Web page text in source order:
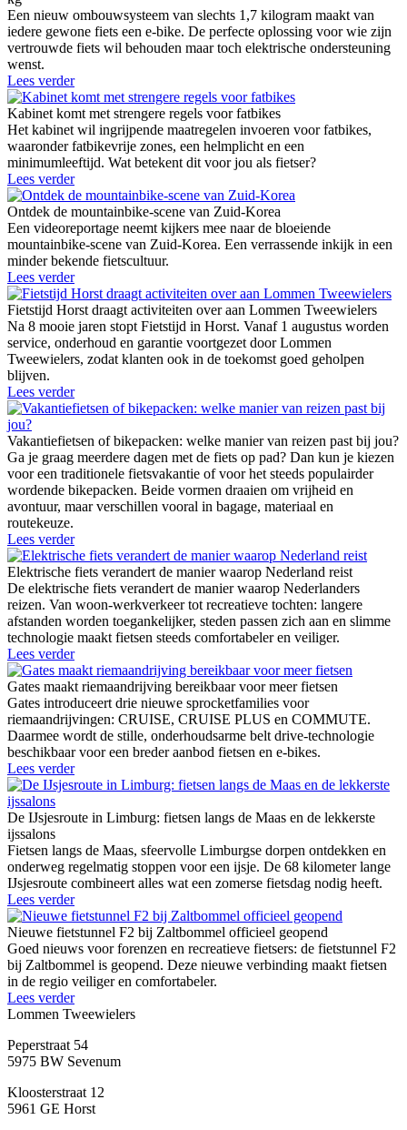
Een nieuw ombouwsysteem van slechts 1,7 kilogram maakt van
iedere gewone fiets een e-bike. De perfecte oplossing voor wie zijn
vertrouwde fiets wil behouden maar toch elektrische ondersteuning
wenst.
Lees verder
Kabinet komt met strengere regels voor fatbikes
Het kabinet wil ingrijpende maatregelen invoeren voor fatbikes,
waaronder fatbikevrije zones, een helmplicht en een
minimumleeftijd. Wat betekent dit voor jou als fietser?
Lees verder
Ontdek de mountainbike-scene van Zuid-Korea
Een videoreportage neemt kijkers mee naar de bloeiende
mountainbike-scene van Zuid-Korea. Een verrassende inkijk in een
minder bekende fietscultuur.
Lees verder
Fietstijd Horst draagt activiteiten over aan Lommen Tweewielers
Na 8 mooie jaren stopt Fietstijd in Horst. Vanaf 1 augustus worden
service, onderhoud en garantie voortgezet door Lommen
Tweewielers, zodat klanten ook in de toekomst goed geholpen
blijven.
Lees verder
Vakantiefietsen of bikepacken: welke manier van reizen past bij jou?
Ga je graag meerdere dagen met de fiets op pad? Dan kun je kiezen
voor een traditionele fietsvakantie of voor het steeds populairder
wordende bikepacken. Beide vormen draaien om vrijheid en
avontuur, maar verschillen vooral in bagage, materiaal en
routekeuze.
Lees verder
Elektrische fiets verandert de manier waarop Nederland reist
De elektrische fiets verandert de manier waarop Nederlanders
reizen. Van woon-werkverkeer tot recreatieve tochten: langere
afstanden worden toegankelijker, steden passen zich aan en slimme
technologie maakt fietsen steeds comfortabeler en veiliger.
Lees verder
Gates maakt riemaandrijving bereikbaar voor meer fietsen
Gates introduceert drie nieuwe sprocketfamilies voor
riemaandrijvingen: CRUISE, CRUISE PLUS en COMMUTE.
Daarmee wordt de stille, onderhoudsarme belt drive-technologie
beschikbaar voor een breder aanbod fietsen en e-bikes.
Lees verder
De IJsjesroute in Limburg: fietsen langs de Maas en de lekkerste
ijssalons
Fietsen langs de Maas, sfeervolle Limburgse dorpen ontdekken en
onderweg regelmatig stoppen voor een ijsje. De 68 kilometer lange
IJsjesroute combineert alles wat een zomerse fietsdag nodig heeft.
Lees verder
Nieuwe fietstunnel F2 bij Zaltbommel officieel geopend
Goed nieuws voor forenzen en recreatieve fietsers: de fietstunnel F2
bij Zaltbommel is geopend. Deze nieuwe verbinding maakt fietsen
in de regio veiliger en comfortabeler.
Lees verder
Lommen Tweewielers
Peperstraat 54
5975 BW Sevenum
Kloosterstraat 12
5961 GE Horst